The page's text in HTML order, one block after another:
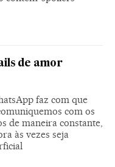
de amor
faz com que
com os
de maneira constante,
às vezes seja